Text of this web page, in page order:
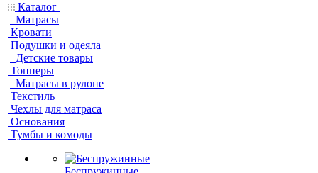
Каталог
Матрасы
Кровати
Подушки и одеяла
Детские товары
Топперы
Матрасы в рулоне
Текстиль
Чехлы для матраса
Основания
Тумбы и комоды